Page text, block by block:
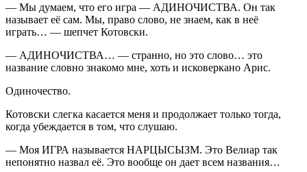
— Мы думаем, что его игра — АДИНОЧИСТВА. Он так
называет её сам. Мы, право слово, не знаем, как в неё
играть… — шепчет Котовски.
— АДИНОЧИСТВА… — странно, но это слово… это
название словно знакомо мне, хоть и исковеркано Арис.
Одиночество.
Котовски слегка касается меня и продолжает только тогда,
когда убеждается в том, что слушаю.
— Моя ИГРА называется НАРЦЫСЫЗМ. Это Велиар так
непонятно назвал её. Это вообще он дает всем названия…